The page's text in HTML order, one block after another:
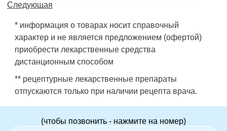
Следующая
* информация о товарах носит справочный
характер и не является предложением (офертой)
приобрести лекарственные средства
дистанционным способом
** рецептурные лекарственные препараты
отпускаются только при наличии рецепта врача.
(чтобы позвонить - нажмите на номер)